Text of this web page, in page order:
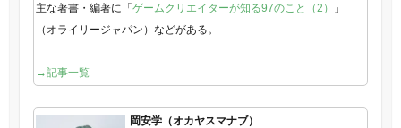
主な著書・編著に「ゲームクリエイターが知る97のこと（2）
」
（オライリージャパン）などがある。
→記事一覧
岡安学（オカヤスマナブ）